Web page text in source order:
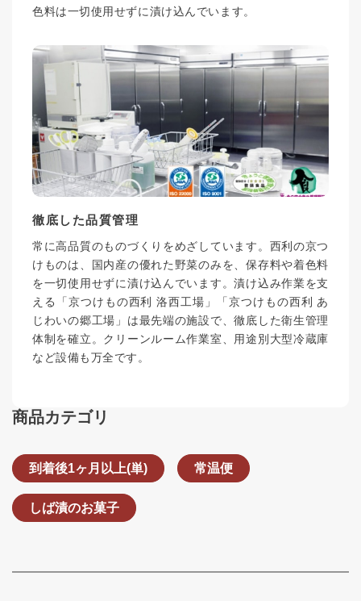
色料は一切使用せずに漬け込んでいます。
徹底した品質管理
常に高品質のものづくりをめざしています。西利の京つ
けものは、国内産の優れた野菜のみを、保存料や着色料
を一切使用せずに漬け込んでいます。漬け込み作業を支
える「京つけもの西利 洛西工場」「京つけもの西利 あ
じわいの郷工場」は最先端の施設で、徹底した衛生管理
体制を確立。クリーンルーム作業室、用途別大型冷蔵庫
など設備も万全です。
商品カテゴリ
到着後1ヶ月以上(単) 常温便
しば漬のお菓子